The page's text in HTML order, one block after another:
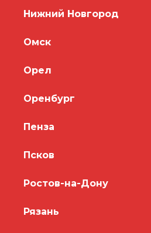
Нижний Новгород
Омск
Орел
Оренбург
Пенза
Псков
Ростов-на-Дону
Рязань